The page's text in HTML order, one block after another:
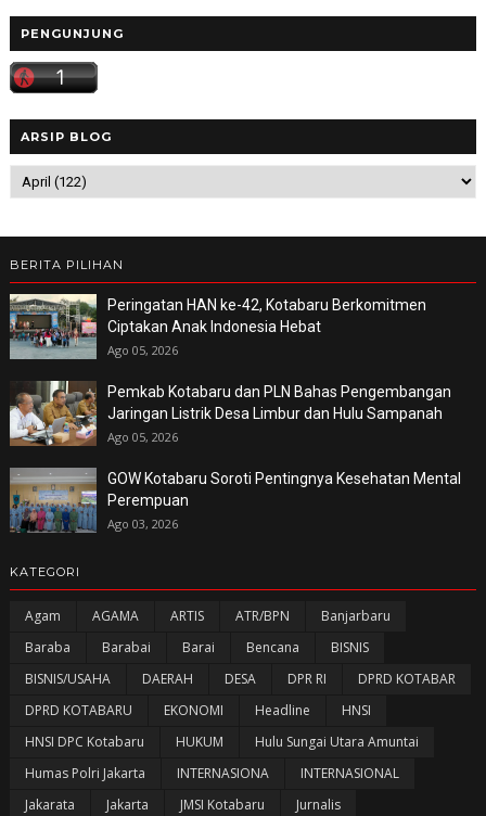
PENGUNJUNG
ARSIP BLOG
BERITA PILIHAN
Peringatan HAN ke-42, Kotabaru Berkomitmen
Ciptakan Anak Indonesia Hebat
Ago 05, 2026
Pemkab Kotabaru dan PLN Bahas Pengembangan
Jaringan Listrik Desa Limbur dan Hulu Sampanah
Ago 05, 2026
GOW Kotabaru Soroti Pentingnya Kesehatan Mental
Perempuan
Ago 03, 2026
KATEGORI
Agam AGAMA ARTIS ATR/BPN
Banjarbaru
Baraba
Barabai Barai Bencana
BISNIS
BISNIS/USAHA
DAERAH DESA DPR RI
DPRD KOTABAR
DPRD KOTABARU
EKONOMI Headline
HNSI
HNSI DPC Kotabaru
HUKUM
Hulu Sungai Utara Amuntai
Humas Polri Jakarta
INTERNASIONA
INTERNASIONAL
Jakarata
Jakarta JMSI Kotabaru
Jurnalis